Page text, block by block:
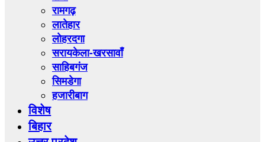
रामगढ़
लातेहार
लोहरदगा
सरायकेला-खरसावाँ
साहिबगंज
सिमडेगा
हजारीबाग
विशेष
बिहार